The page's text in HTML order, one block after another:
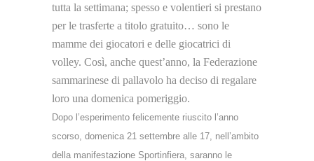
tutta la settimana; spesso e volentieri si prestano
per le trasferte a titolo gratuito… sono le
mamme dei giocatori e delle giocatrici di
volley. Così, anche quest’anno, la Federazione
sammarinese di pallavolo ha deciso di regalare
loro una domenica pomeriggio.
Dopo l’esperimento felicemente riuscito l’anno
scorso, domenica 21 settembre alle 17, nell’ambito
della manifestazione Sportinfiera, saranno le